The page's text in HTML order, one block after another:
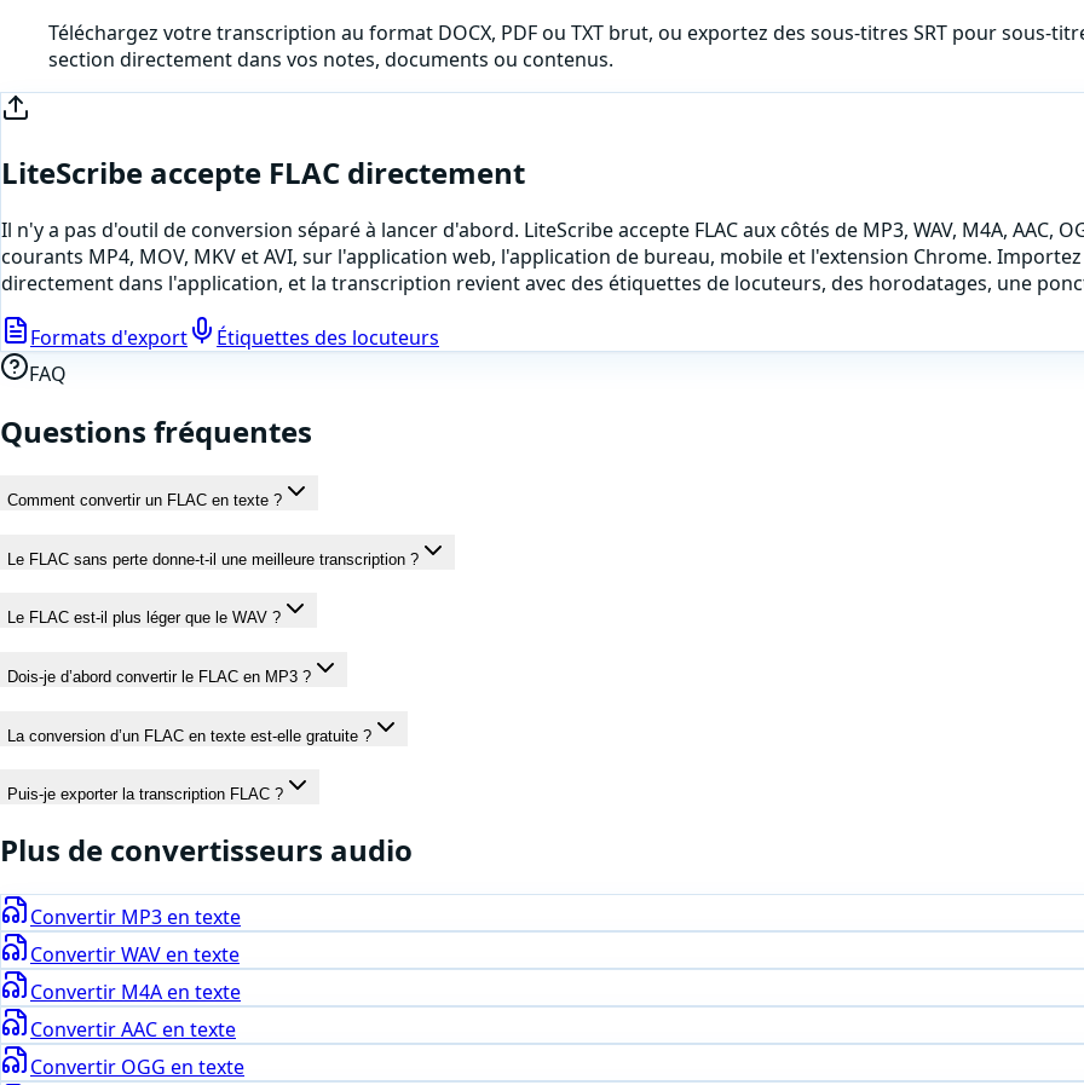
Téléchargez votre transcription au format DOCX, PDF ou TXT brut, ou exportez des sous-titres SRT pour sous-
section directement dans vos notes, documents ou contenus.
LiteScribe accepte FLAC directement
Il n'y a pas d'outil de conversion séparé à lancer d'abord. LiteScribe accepte FLACaux côtés de MP3, WAV, M4A, AAC,
courants MP4, MOV, MKV et AVI, sur l'application web, l'application de bureau, mobile et l'extension Chrome.
directement dans l'application, et la transcription revient avec des étiquettes de locuteurs, des horodatages, une
Formats d'export
Étiquettes des locuteurs
FAQ
Questions fréquentes
Comment convertir un FLAC en texte ?
Le FLAC sans perte donne-t-il une meilleure transcription ?
Le FLAC est-il plus léger que le WAV ?
Dois-je d’abord convertir le FLAC en MP3 ?
La conversion d’un FLAC en texte est-elle gratuite ?
Puis-je exporter la transcription FLAC ?
Plus de convertisseurs audio
Convertir MP3en texte
ConvertirWAVen texte
Convertir M4Aen texte
ConvertirAACen texte
Convertir OGG en texte